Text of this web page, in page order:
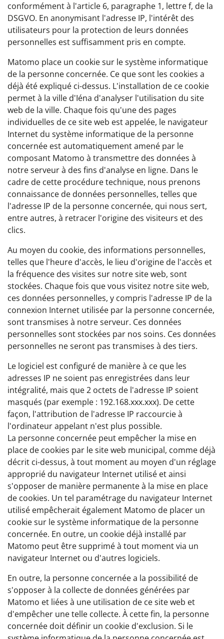
conformément à l'article 6, paragraphe 1, lettre f, de la
DSGVO. En anonymisant l'adresse IP, l'intérêt des
utilisateurs pour la protection de leurs données
personnelles est suffisamment pris en compte.
Matomo place un cookie sur le système informatique
de la personne concernée. Ce que sont les cookies a
déjà été expliqué ci-dessus. L'installation de ce cookie
permet à la ville d'Iéna d'analyser l'utilisation du site
web de la ville. Chaque fois qu'une des pages
individuelles de ce site web est appelée, le navigateur
Internet du système informatique de la personne
concernée est automatiquement amené par le
composant Matomo à transmettre des données à
notre serveur à des fins d'analyse en ligne. Dans le
cadre de cette procédure technique, nous prenons
connaissance de données personnelles, telles que
l'adresse IP de la personne concernée, qui nous sert,
entre autres, à retracer l'origine des visiteurs et des
clics.
Au moyen du cookie, des informations personnelles,
telles que l'heure d'accès, le lieu d'origine de l'accès et
la fréquence des visites sur notre site web, sont
stockées. Chaque fois que vous visitez notre site web,
ces données personnelles, y compris l'adresse IP de la
connexion Internet utilisée par la personne concernée,
sont transmises à notre serveur. Ces données
personnelles sont stockées par nos soins. Ces données
personnelles ne seront pas transmises à des tiers.
Le logiciel est configuré de manière à ce que les
adresses IP ne soient pas enregistrées dans leur
intégralité, mais que 2 octets de l'adresse IP soient
masqués (par exemple : 192.168.xxx.xxx). De cette
façon, l'attribution de l'adresse IP raccourcie à
l'ordinateur appelant n'est plus possible.
La personne concernée peut empêcher la mise en
place de cookies par le site web municipal, comme déjà
décrit ci-dessus, à tout moment au moyen d'un réglage
approprié du navigateur Internet utilisé et ainsi
s'opposer de manière permanente à la mise en place
de cookies. Un tel paramétrage du navigateur Internet
utilisé empêcherait également Matomo de placer un
cookie sur le système informatique de la personne
concernée. En outre, un cookie déjà installé par
Matomo peut être supprimé à tout moment via un
navigateur Internet ou d'autres logiciels.
En outre, la personne concernée a la possibilité de
s'opposer à la collecte de données générées par
Matomo et liées à une utilisation de ce site web et
d'empêcher une telle collecte. À cette fin, la personne
concernée doit définir un cookie d'exclusion. Si le